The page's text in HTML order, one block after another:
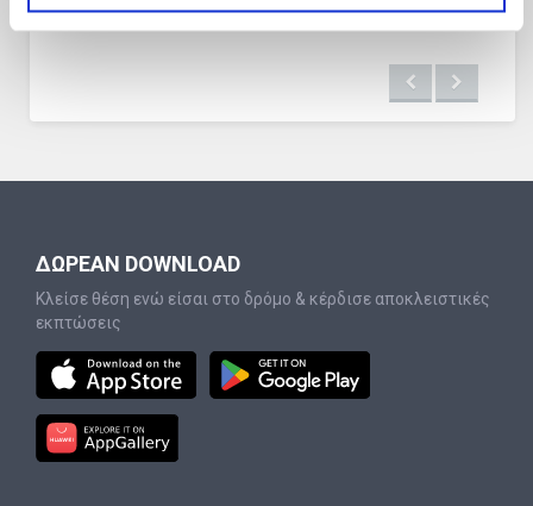
ΔΩΡΕΑΝ DOWNLOAD
Κλείσε θέση ενώ είσαι στο δρόμο & κέρδισε αποκλειστικές
εκπτώσεις